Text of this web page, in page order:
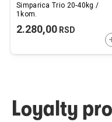
Simparica Trio 20-40kg /
1kom.
2.280,00 RSD
Loyalty